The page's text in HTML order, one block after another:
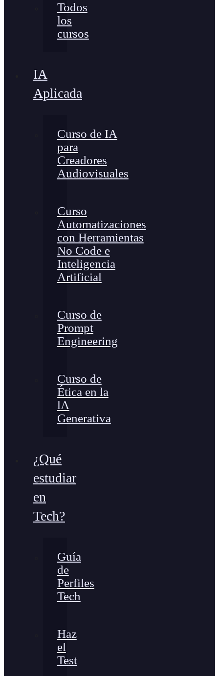
Todos
los
cursos
IA
Aplicada
Curso de IA
para
Creadores
Audiovisuales
Curso
Automatizaciones
con Herramientas
No Code e
Inteligencia
Artificial
Curso de
Prompt
Engineering
Curso de
Ética en la
lA
Generativa
¿Qué
estudiar
en
Tech?
Guía
de
Perfiles
Tech
Haz
el
Test